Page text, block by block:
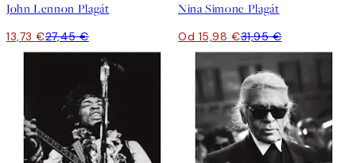
John Lennon Plagát
13,73 €27,45 €
Nina Simone Plagát
Od 15,98 €31,95 €